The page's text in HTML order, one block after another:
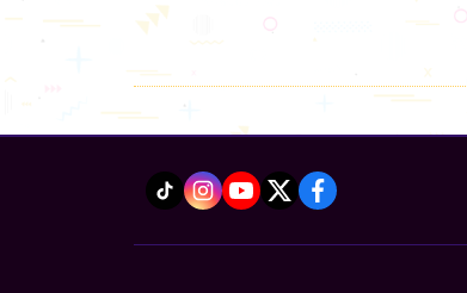
facebook
twitter
youtube
instagram
tiktok